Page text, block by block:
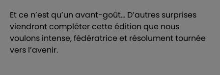
Et ce n’est qu’un avant-goût… D’autres surprises
viendront compléter cette édition que nous
voulons intense, fédératrice et résolument tournée
vers l’avenir.